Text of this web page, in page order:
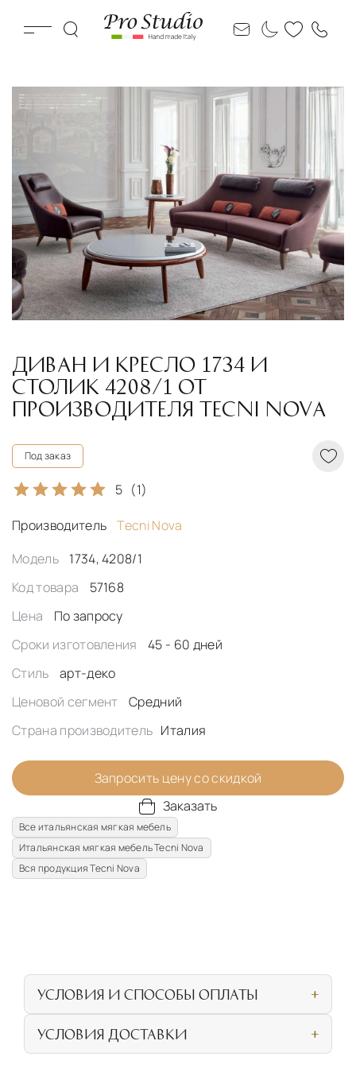
ДИВАН И КРЕСЛО 1734 И
СТОЛИК 4208/1 ОТ
ПРОИЗВОДИТЕЛЯ TECNI NOVA
Под заказ
5 (1)
Производитель
Tecni Nova
Модель
1734, 4208/1
Код товара
57168
Цена
По запросу
Сроки изготовления
45 - 60 дней
Стиль
арт-деко
Ценовой сегмент
Средний
Страна производитель Италия
Запросить цену со скидкой
Заказать
Все итальянская мягкая мебель
Итальянская мягкая мебель Tecni Nova
Вся продукция Tecni Nova
УСЛОВИЯ И СПОСОБЫ ОПЛАТЫ
личном посещении нашего салона
УСЛОВИЯ ДОСТАВКИ